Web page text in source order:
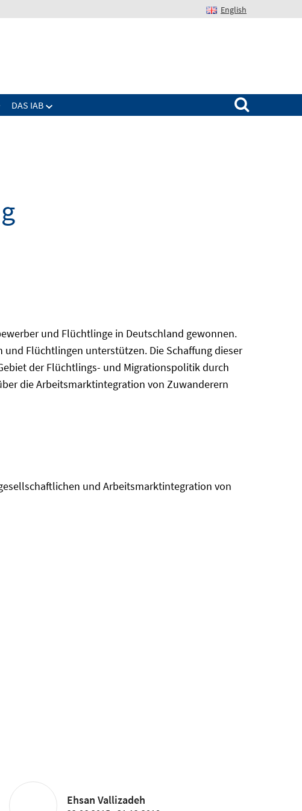
English
DAS IAB
Suchen nach:
und Flüchtlinge in Deutschland gewonnen.
Flüchtlingen unterstützen. Die Schaffung dieser
der Flüchtlings- und Migrationspolitik durch
die Arbeitsmarktintegration von Zuwanderern
und Arbeitsmarktintegration von
Ehsan Vallizadeh